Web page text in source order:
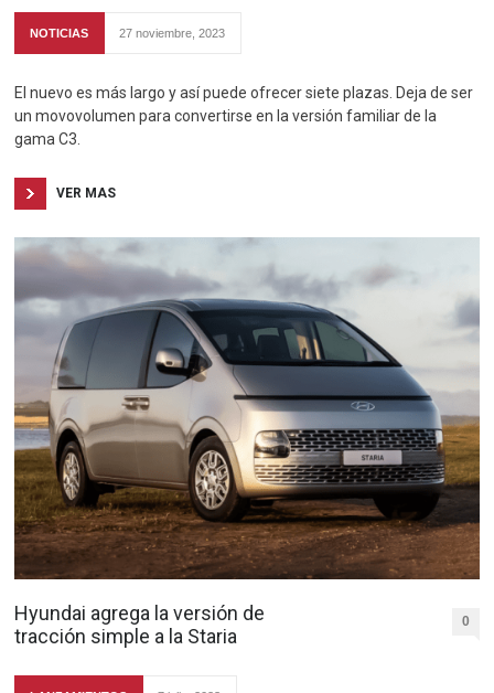
NOTICIAS 27 noviembre, 2023
El nuevo es más largo y así puede ofrecer siete plazas. Deja de ser
un movovolumen para convertirse en la versión familiar de la
gama C3.
VER MAS
Hyundai agrega la versión de
tracción simple a la Staria
0